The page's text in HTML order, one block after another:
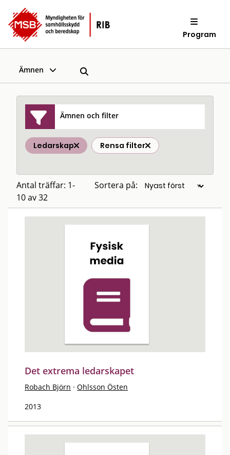
Program
Ämnen
Ämnen och filter
Ledarskap Rensa filter
Antal träffar: 1-
10 av 32
Sortera på:
Det extrema ledarskapet
Robach Björn · Ohlsson Östen
2013